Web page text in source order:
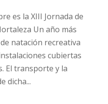
es la XIII Jornada de
Un año más
natación recreativa
cubiertas
El transporte y la
dicha...